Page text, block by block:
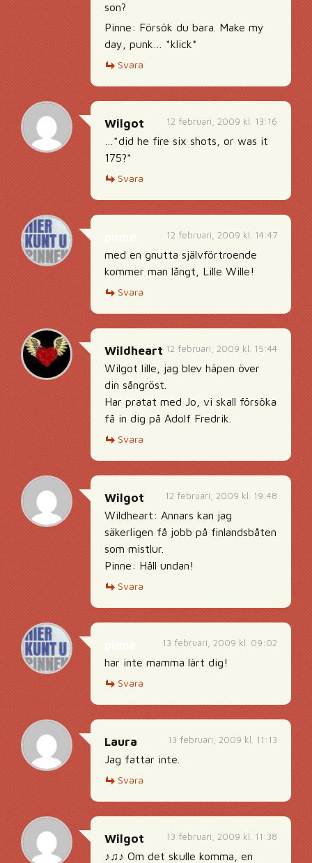
son?
Pinne: Försök du bara. Make my
day, punk… *klick*
Svara
12 februari, 2009 kl. 13:16
Wilgot
…*did he fire six shots, or was it
175?*
Svara
12 februari, 2009 kl. 14:47
med en gnutta självförtroende
kommer man långt, Lille Wille!
Svara
12 februari, 2009 kl. 15:44
Wildheart
Wilgot lille, jag blev häpen över
din sångröst.
Har pratat med Jo, vi skall försöka
få in dig på Adolf Fredrik.
Svara
12 februari, 2009 kl. 19:48
Wilgot
Wildheart: Annars kan jag
säkerligen få jobb på finlandsbåten
som mistlur.
Pinne: Håll undan!
Svara
13 februari, 2009 kl. 09:02
har inte mamma lärt dig!
Svara
13 februari, 2009 kl. 11:13
Laura
Jag fattar inte.
Svara
13 februari, 2009 kl. 11:38
Wilgot
♪♫♪ Om det skulle komma, en